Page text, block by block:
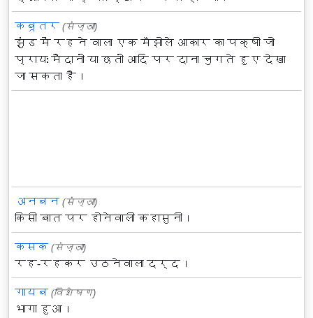
कबूतर (संज्ञा)
झुंड में रहने वाला एक मँझोले आकार का पक्षी जो
प्रायः मैदानों या छतों आदि पर दाना चुगते हुए देखा
जा सकता है।
अनबन (संज्ञा)
किसी बात पर होनेवाली कहासुनी।
कसक (संज्ञा)
रह-रहकर उठनेवाला दर्द।
गायब (विशेषण)
भागा हुआ।